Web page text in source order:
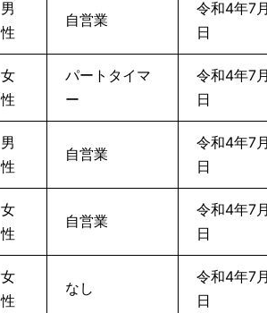
男
性
自営業
令和4年7
日
女
性
パートタイマ
ー
令和4年7
日
男
性
自営業
令和4年7
日
女
性
自営業
令和4年7
日
女
性
なし
令和4年7
日